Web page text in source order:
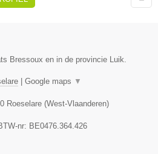
Bressoux en in de provincie Luik.
Google maps ▼
Roeselare (West-Vlaanderen)
nr: BE0476.364.426